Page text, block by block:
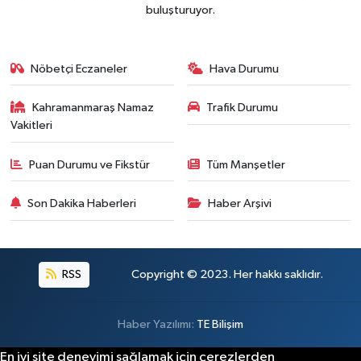
buluşturuyor.
Nöbetçi Eczaneler Hava Durumu
Kahramanmaraş Namaz
Vakitleri
Trafik Durumu
Puan Durumu ve Fikstür Tüm Manşetler
Son Dakika Haberleri Haber Arşivi
RSS Copyright © 2023. Her hakkı saklıdır.
Haber Yazılımı: TE Bilişim
En iyi site deneyimi sağlamak için çerezlerden